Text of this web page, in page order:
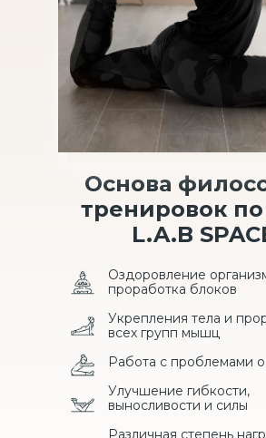
Основа
тренировок
L.A.B
Оздоровление
проработка блоков
Укрепления тела и
всех групп мышц
Работа с проблемами
Улучшение гибкости,
выносливости и силы
Различная степень